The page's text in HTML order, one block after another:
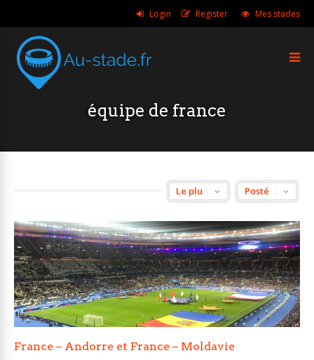
Login Register Mes stades
équipe de france
France – Andorre et France – Moldavie